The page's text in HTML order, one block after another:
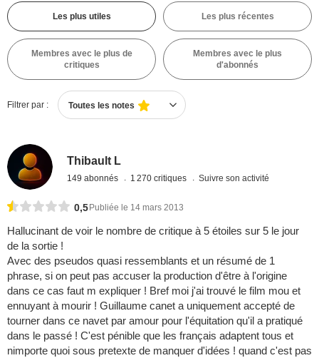
Les plus utiles Les plus récentes
Membres avec le plus de
critiques
Membres avec le plus
d'abonnés
Filtrer par : Toutes les notes
Thibault L
149 abonnés 1 270 critiques Suivre son activité
0,5 Publiée le 14 mars 2013
Hallucinant de voir le nombre de critique à 5 étoiles sur 5 le jour
de la sortie !
Avec des pseudos quasi ressemblants et un résumé de 1
phrase, si on peut pas accuser la production d'être à l'origine
dans ce cas faut m expliquer ! Bref moi j'ai trouvé le film mou et
ennuyant à mourir ! Guillaume canet a uniquement accepté de
tourner dans ce navet par amour pour l'équitation qu'il a pratiqué
dans le passé ! C'est pénible que les français adaptent tous et
nimporte quoi sous pretexte de manquer d'idées ! quand c'est pas